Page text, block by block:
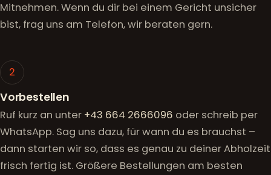
Mitnehmen. Wenn du dir bei einem Gericht unsicher
bist, frag uns am Telefon, wir beraten gern.
2
Vorbestellen
Ruf kurz an unter +43 664 2666096 oder schreib per
WhatsApp. Sag uns dazu, für wann du es brauchst –
dann starten wir so, dass es genau zu deiner Abholzeit
frisch fertig ist. Größere Bestellungen am besten